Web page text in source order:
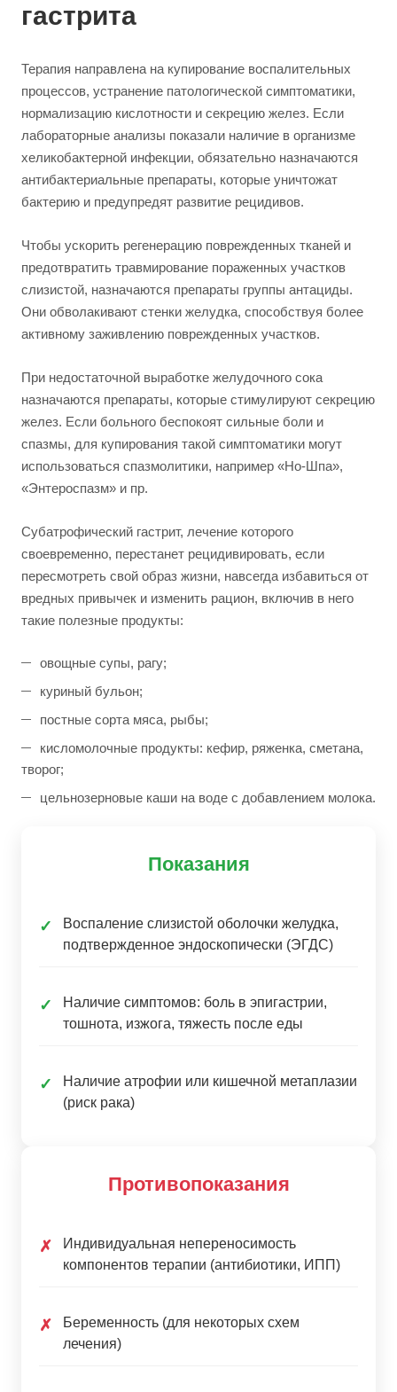
гастрита
Терапия направлена на купирование воспалительных
процессов, устранение патологической симптоматики,
нормализацию кислотности и секрецию желез. Если
лабораторные анализы показали наличие в организме
хеликобактерной инфекции, обязательно назначаются
антибактериальные препараты, которые уничтожат
бактерию и предупредят развитие рецидивов.
Чтобы ускорить регенерацию поврежденных тканей и
предотвратить травмирование пораженных участков
слизистой, назначаются препараты группы антациды.
Они обволакивают стенки желудка, способствуя более
активному заживлению поврежденных участков.
При недостаточной выработке желудочного сока
назначаются препараты, которые стимулируют секрецию
желез. Если больного беспокоят сильные боли и
спазмы, для купирования такой симптоматики могут
использоваться спазмолитики, например «Но-Шпа»,
«Энтероспазм» и пр.
Субатрофический гастрит, лечение которого
своевременно, перестанет рецидивировать, если
пересмотреть свой образ жизни, навсегда избавиться от
вредных привычек и изменить рацион, включив в него
такие полезные продукты:
овощные супы, рагу;
куриный бульон;
постные сорта мяса, рыбы;
кисломолочные продукты: кефир, ряженка, сметана,
творог;
цельнозерновые каши на воде с добавлением молока.
Показания
✓
Воспаление слизистой оболочки желудка,
подтвержденное эндоскопически (ЭГДС)
✓
Наличие симптомов: боль в эпигастрии,
тошнота, изжога, тяжесть после еды
✓
Наличие атрофии или кишечной метаплазии
(риск рака)
Противопоказания
✗
Индивидуальная непереносимость
компонентов терапии (антибиотики, ИПП)
✗
Беременность (для некоторых схем
лечения)